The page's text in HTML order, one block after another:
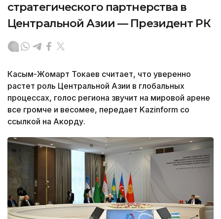
стратегического партнерства в
Центральной Азии — Президент РК
Касым-Жомарт Токаев считает, что уверенно
растет роль Центральной Азии в глобальных
процессах, голос региона звучит на мировой арене
все громче и весомее, передает Kazinform со
ссылкой на Акорду.